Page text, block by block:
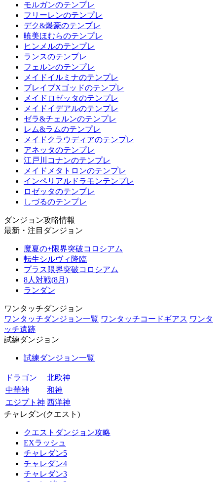
モルガンのテンプレ
フリーレンのテンプレ
デク&爆豪のテンプレ
暁美ほむらのテンプレ
ヒンメルのテンプレ
ランスのテンプレ
フェルンのテンプレ
メイドイルミナのテンプレ
ブレイブXゴッドのテンプレ
メイドロゼッタのテンプレ
メイドイデアルのテンプレ
ゼラ&チェルンのテンプレ
レム&ラムのテンプレ
メイドクラウディアのテンプレ
アネッタのテンプレ
江戸川コナンのテンプレ
メイドメタトロンのテンプレ
インペリアルドラモンテンプレ
ロゼッタのテンプレ
しづるのテンプレ
ダンジョン攻略情報
最新・注目ダンジョン
魔夏の+限界突破コロシアム
転生シルヴィ降臨
プラス限界突破コロシアム
8人対戦(8月)
ランダン
ワンタッチダンジョン
ワンタッチダンジョン一覧 ワンタッチコードギアス ワンタ
ッチ遺跡
試練ダンジョン
試練ダンジョン一覧
ドラゴン
北欧神
中華神
和神
エジプト神 西洋神
チャレダン(クエスト)
クエストダンジョン攻略
EXラッシュ
チャレダン5
チャレダン4
チャレダン3